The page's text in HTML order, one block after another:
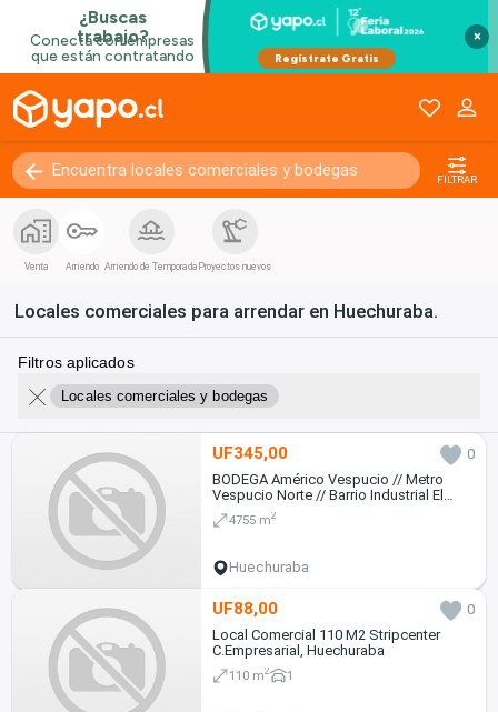
×
FILTRAR
Venta Arriendo Arriendo de Temporada Proyectos nuevos
Locales comerciales para arrendar en Huechuraba.
Filtros aplicados
Locales comerciales y bodegas
UF345,00
0
BODEGA Américo Vespucio // Metro
Vespucio Norte // Barrio Industrial El
Rosal
4755 m2
Huechuraba
UF88,00
0
Local Comercial 110 M2 Stripcenter
C.Empresarial, Huechuraba
110 m2 1